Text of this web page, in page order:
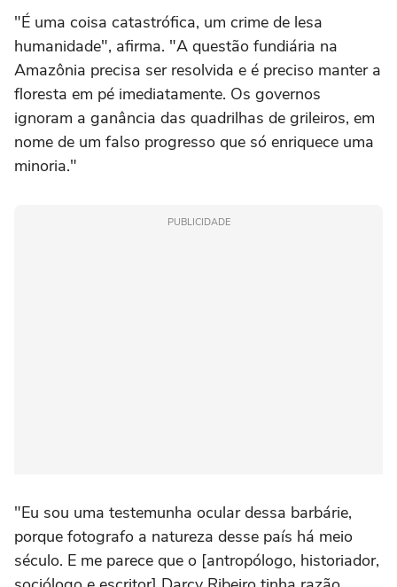
"É uma coisa catastrófica, um crime de lesa
humanidade", afirma. "A questão fundiária na
Amazônia precisa ser resolvida e é preciso manter a
floresta em pé imediatamente. Os governos
ignoram a ganância das quadrilhas de grileiros, em
nome de um falso progresso que só enriquece uma
minoria."
PUBLICIDADE
"Eu sou uma testemunha ocular dessa barbárie,
porque fotografo a natureza desse país há meio
século. E me parece que o [antropólogo, historiador,